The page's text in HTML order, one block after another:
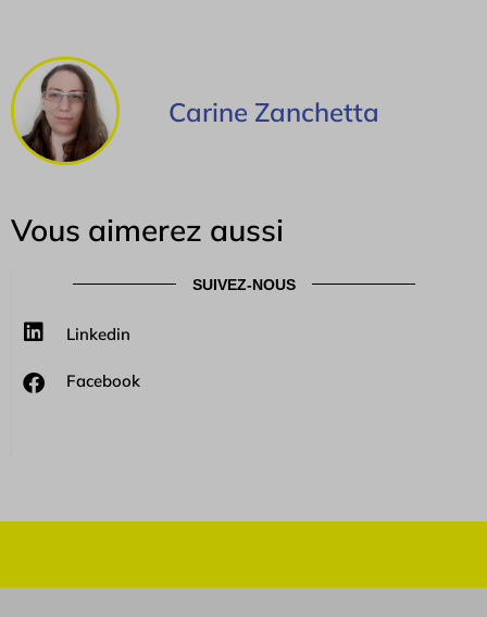
Carine Zanchetta
Vous aimerez aussi
SUIVEZ-NOUS
Linkedin
Facebook